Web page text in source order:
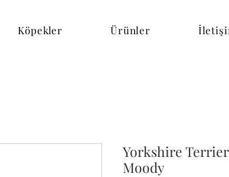
Köpekler Ürünler
Yorkshire
Moody